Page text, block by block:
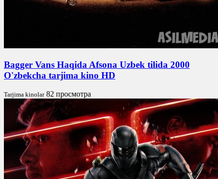
Bagger Vans Haqida Afsona Uzbek tilida 2000
O'zbekcha tarjima kino HD
Tarjima kinolar 82 просмотра